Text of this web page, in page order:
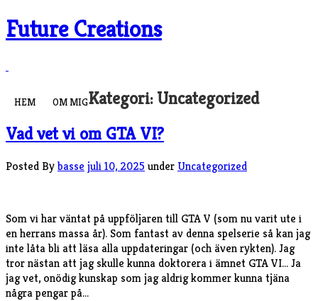
Hoppa
till
Future Creations
HEM OM MIGKategori: Uncategorized
Vad vet vi om GTA VI?
Posted Bybasse juli 10, 2025 under Uncategorized
Som vi har väntat på uppföljaren till GTA V (som nu varit ute i
en herrans massa år). Som fantast av denna spelserie så kan jag
inte låta bli att läsa alla uppdateringar (och även rykten). Jag
tror nästan att jag skulle kunna doktorera i ämnet GTA VI… Ja
jag vet, onödig kunskap som jag aldrig kommer kunna tjäna
några pengar på…